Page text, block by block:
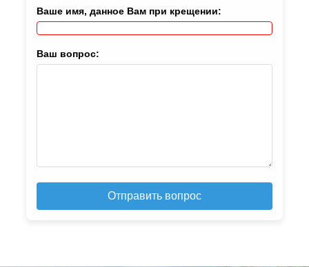
Ваше имя, данное Вам при крещении:
Ваш вопрос:
Отправить вопрос